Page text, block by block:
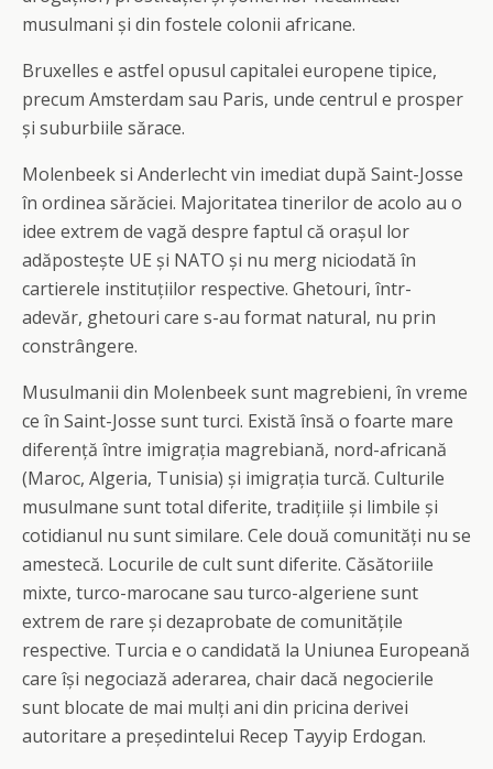
musulmani și din fostele colonii africane.
Bruxelles e astfel opusul capitalei europene tipice,
precum Amsterdam sau Paris, unde centrul e prosper
și suburbiile sărace.
Molenbeek si Anderlecht vin imediat după Saint-Josse
în ordinea sărăciei. Majoritatea tinerilor de acolo au o
idee extrem de vagă despre faptul că orașul lor
adăpostește UE și NATO și nu merg niciodată în
cartierele instituțiilor respective. Ghetouri, într-
adevăr, ghetouri care s-au format natural, nu prin
constrângere.
Musulmanii din Molenbeek sunt magrebieni, în vreme
ce în Saint-Josse sunt turci. Există însă o foarte mare
diferență între imigrația magrebiană, nord-africană
(Maroc, Algeria, Tunisia) și imigrația turcă. Culturile
musulmane sunt total diferite, tradițiile și limbile și
cotidianul nu sunt similare. Cele două comunități nu se
amestecă. Locurile de cult sunt diferite. Căsătoriile
mixte, turco-marocane sau turco-algeriene sunt
extrem de rare și dezaprobate de comunitățile
respective. Turcia e o candidată la Uniunea Europeană
care își negociază aderarea, chair dacă negocierile
sunt blocate de mai mulți ani din pricina derivei
autoritare a președintelui Recep Tayyip Erdogan.